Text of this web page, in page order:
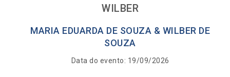
WILBER
MARIA EDUARDA DE SOUZA & WILBER DE
SOUZA
Data do evento: 19/09/2026